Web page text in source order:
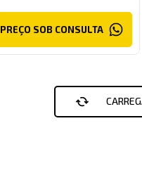
PREÇO SOB CONSULTA